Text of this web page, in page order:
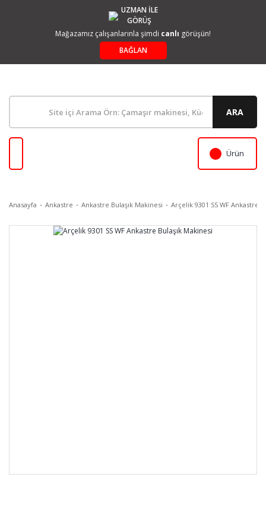
UZMAN İLE
GÖRÜŞ
Mağazamız çalışanlarınla şimdi canlı görüşün!
BAĞLAN
ARA
Ürün
Anasayfa Ankastre Ankastre Bulaşık Makinesi Arçelik 9301 SS WF Ankastre